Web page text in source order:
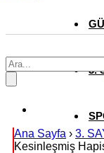
3.
Ana Sayfa › 3.
Kesinleşmiş